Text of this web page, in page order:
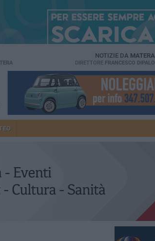
NOTIZIE DA MATERA
DIRETTORE FRANCESCO DIPALO